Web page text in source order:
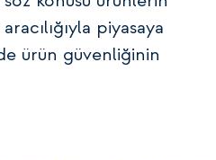
piyasaya
ürün güvenliğinin